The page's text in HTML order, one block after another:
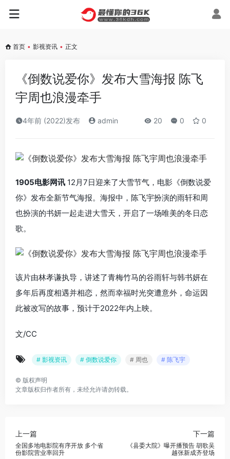
首页 • 影视资讯 • 正文
《倒数说爱你》发布大雪海报 陈飞
宇周也浪漫牵手
4年前 (2022)发布 admin 20 0 0
1905电影网讯 12月7日迎来了大雪节气，电影《倒数说爱
你》发布全新节气海报。海报中，陈飞宇扮演的雨轩和周
也扮演的书妍一起走进大雪天，开启了一场唯美的冬日恋
歌。
该片由林孝谦执导，讲述了青梅竹马的谷雨轩与韩书妍在
多年后再度相遇并相恋，然而幸福时光突遭意外，命运因
此被改写的故事，预计于2022年内上映。
文/CC
# 影视资讯 # 倒数说爱你 # 周也 # 陈飞宇
© 版权声明
文章版权归作者所有，未经允许请勿转载。
上一篇
全国多地电影院有序开放 多个省
份影院营业率回升
下一篇
《县委大院》曝开播预告 胡歌吴
越张新成齐登场